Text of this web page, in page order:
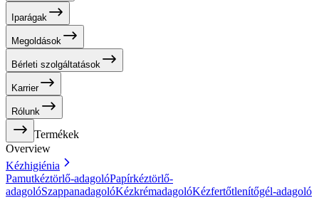
Iparágak
Megoldások
Bérleti szolgáltatások
Karrier
Rólunk
Termékek
Overview
Kézhigiénia
Pamutkéztörlő-adagolóPapírkéztörlő-
adagolóSzappanadagolóKézkrémadagolóKézfertőtlenítőgél-adagoló